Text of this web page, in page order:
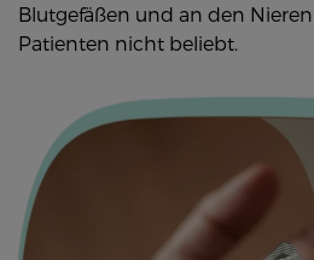
Blutgefäßen und an den
Patienten nicht beliebt.